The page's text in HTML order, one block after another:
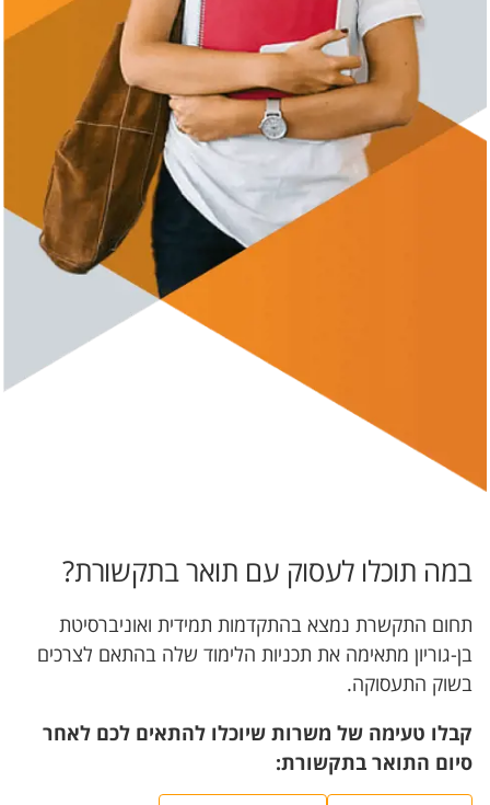
במה תוכלו לעסוק עם תואר בתקשורת?
תחום התקשרת נמצא בהתקדמות תמידית ואוניברסיטת
בן-גוריון מתאימה את תכניות הלימוד שלה בהתאם לצרכים
בשוק התעסוקה.
קבלו טעימה של משרות שיוכלו להתאים לכם לאחר
סיום התואר בתקשורת: